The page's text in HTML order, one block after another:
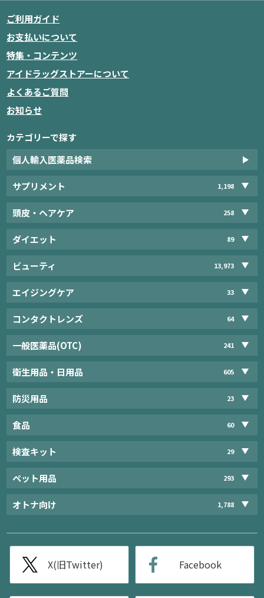
ご利用ガイド
お支払いについて
特集・コンテンツ
アイドラッグストアーについて
よくあるご質問
お知らせ
カテゴリーで探す
個人輸入医薬品検索
サプリメント 1,198
頭皮・ヘアケア 258
ダイエット 89
ビューティ 13,973
エイジングケア 33
コンタクトレンズ 64
一般医薬品(OTC) 241
衛生用品・日用品 605
防災用品 23
食品 60
検査キット 29
ペット用品 293
オトナ向け 1,788
X(旧Twitter) Facebook